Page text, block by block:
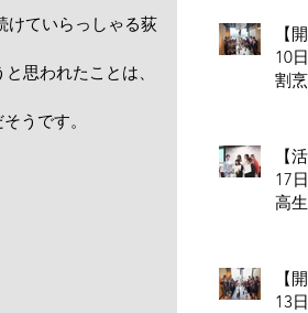
けていらっしゃる荻
思われたことは、
うです。
【
10
割
【
17
高
【
13